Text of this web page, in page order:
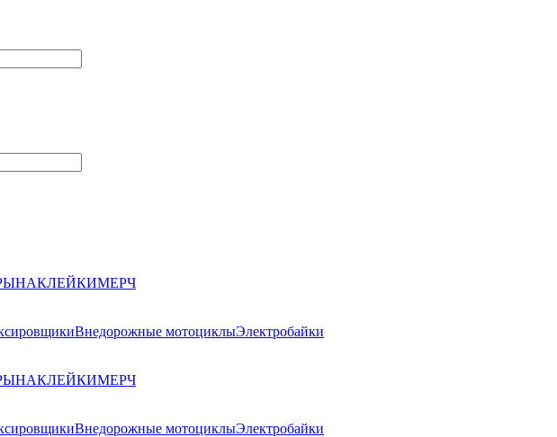
НАКЛЕЙКИМЕРЧ
Внедорожные мотоциклыЭлектробайки
НАКЛЕЙКИМЕРЧ
Внедорожные мотоциклыЭлектробайки